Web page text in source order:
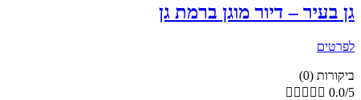
גן בעיר – דיור מוגן ברמת גן
לפרטים
ביקורות (0)
     0.0/5